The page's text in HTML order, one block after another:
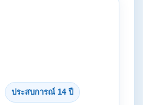
ประสบการณ์ 14 ปี